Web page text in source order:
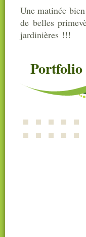
Une matinée
de belles
jardinières !!!
Portfolio